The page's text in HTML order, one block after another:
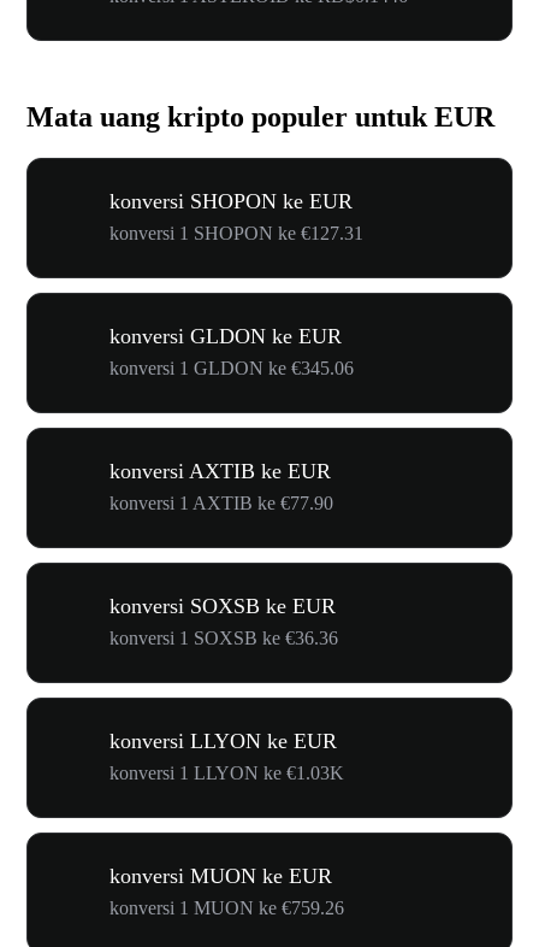
Mata uang kripto populer untuk EUR
konversi SHOPON ke EUR
konversi 1 SHOPON ke €127.31
konversi GLDON ke EUR
konversi 1 GLDON ke €345.06
konversi AXTIB ke EUR
konversi 1 AXTIB ke €77.90
konversi SOXSB ke EUR
konversi 1 SOXSB ke €36.36
konversi LLYON ke EUR
konversi 1 LLYON ke €1.03K
konversi MUON ke EUR
konversi 1 MUON ke €759.26